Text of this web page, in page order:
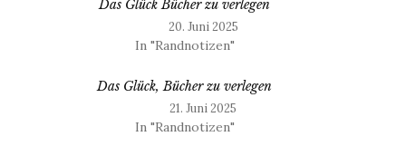
Das Glück Bücher zu verlegen
20. Juni 2025
In "Randnotizen"
Das Glück, Bücher zu verlegen
21. Juni 2025
In "Randnotizen"